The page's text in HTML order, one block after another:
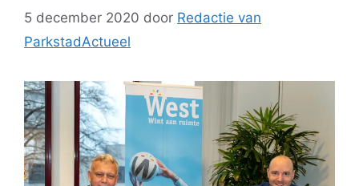
5 december 2020 door Redactie van
ParkstadActueel